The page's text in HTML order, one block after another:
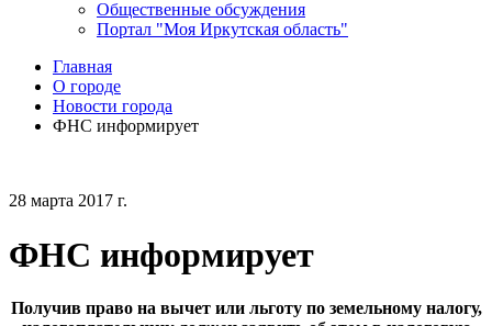
Общественные обсуждения
Портал "Моя Иркутская область"
Главная
О городе
Новости города
ФНС информирует
28 марта 2017 г.
ФНС информирует
Получив право на вычет или льготу по земельному налогу,